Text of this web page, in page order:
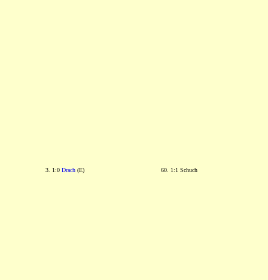
3. 1:0 Drach(E) 60. 1:1 Schuch